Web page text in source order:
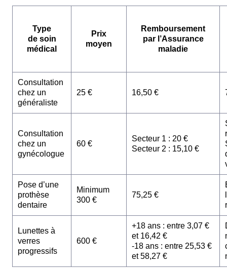
Type
de soin
médical
Prix
moyen
Remboursement
par l’Assurance
maladie
Consultation
chez un
généraliste
25 € 16,50 €
Consultation
chez un
gynécologue
60 €
Secteur 1 : 20 €
Secteur 2 : 15,10 €
Pose d’une
prothèse
dentaire
Minimum
300 €
75,25 €
Lunettes à
verres
progressifs
600 €
+18 ans : entre 3,07 €
et 16,42 €
-18 ans : entre 25,53 €
et 58,27 €